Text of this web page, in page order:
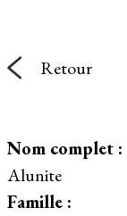
Retour
Nom complet :
Alunite
Famille :